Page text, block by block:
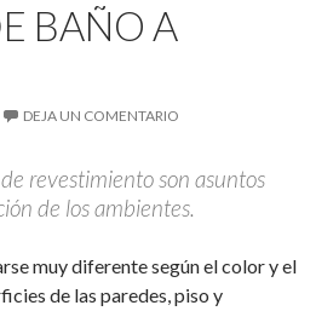
BAÑO A
DEJA UN COMENTARIO
revestimiento son asuntos
de los ambientes.
muy diferente según el color y el
de las paredes, piso y